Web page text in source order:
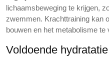
lichaamsbeweging te krijgen,
zwemmen. Krachttraining kan
bouwen en het metabolisme te
Voldoende hydratatie